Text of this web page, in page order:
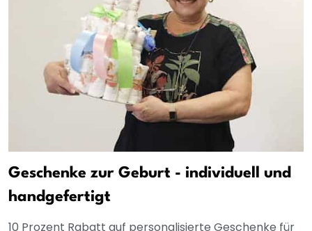
Geschenke zur Geburt - individuell und
handgefertigt
10 Prozent Rabatt auf personalisierte Geschenke für